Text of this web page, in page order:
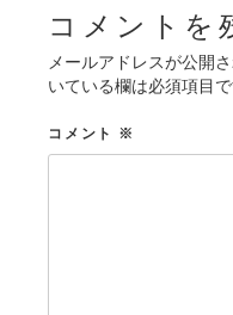
コメントを
メールアドレスが公開
いている欄は必須項目
コメント ※